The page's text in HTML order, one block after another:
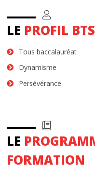
LE PROFIL
Tous baccalauréat
Dynamisme
Persévérance
LE
FORMATION